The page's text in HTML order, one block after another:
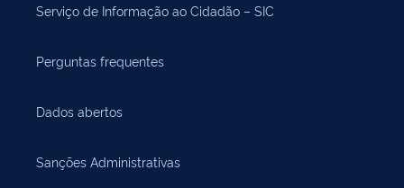
Serviço de Informação ao Cidadão – SIC
Perguntas frequentes
Dados abertos
Sanções Administrativas